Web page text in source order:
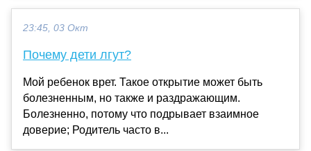
23:45, 03 Окт
Почему дети лгут?
Мой ребенок врет. Такое открытие может быть
болезненным, но также и раздражающим.
Болезненно, потому что подрывает взаимное
доверие; Родитель часто в...